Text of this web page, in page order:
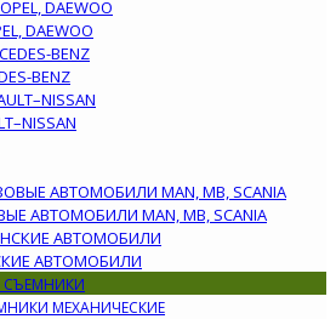
DAEWOO
BENZ
АВТОМОБИЛИ MAN, MB, SCANIA
АВТОМОБИЛИ
СЪЕМНИКИ